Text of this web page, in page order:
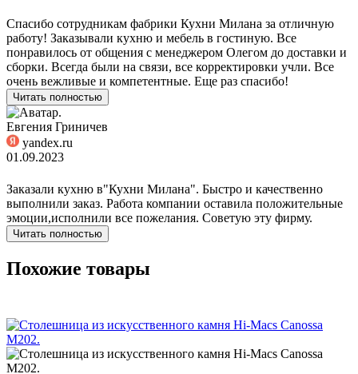
Спасибо сотрудникам фабрики Кухни Милана за отличную
работу! Заказывали кухню и мебель в гостиную. Все
понравилось от общения с менеджером Олегом до доставки и
сборки. Всегда были на связи, все корректировки учли. Все
очень вежливые и компетентные. Еще раз спасибо!
Читать полностью
Евгения Гриничев
yandex.ru
01.09.2023
Заказали кухню в"Кухни Милана". Быстро и качественно
выполнили заказ. Работа компании оставила положительные
эмоции,исполнили все пожелания. Советую эту фирму.
Читать полностью
Похожие товары